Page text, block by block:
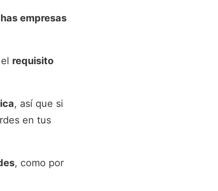
empresas
requisito
, así que si
en tus
, como por